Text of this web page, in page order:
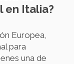
en Italia?
Europea,
para
una de